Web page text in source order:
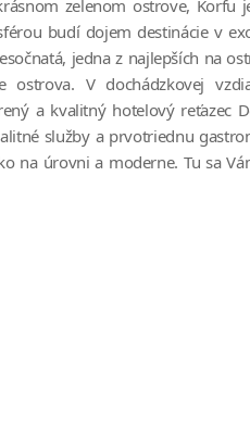
zelenom ostrove, Korfu
budí dojem destinácie v
jedna z najlepších na
ostrova. V dochádzkovej
a kvalitný hotelový reťazec
služby a prvotriednu
na úrovni a moderne. Tu sa